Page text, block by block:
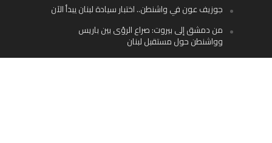
جوزيف عون في واشنطن.. اختبار سيادة لبنان يبدأ الآن
من دمشق إلى بيروت: صراع الرؤى بين باريس
وواشنطن حول مستقبل لبنان
اليسار اللبناني «اليقظ» وسيادة الدولة: لماذا يُعدّ نزع